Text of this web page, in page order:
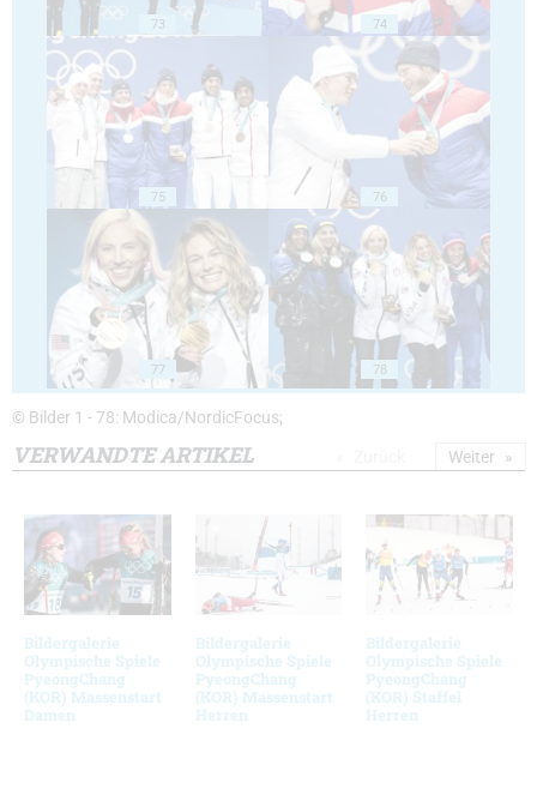
73 74
75 76
77 78
© Bilder 1 - 78: Modica/NordicFocus;
VERWANDTE ARTIKEL
Bildergalerie
Olympische Spiele
PyeongChang
(KOR) Massenstart
Damen
Bildergalerie
Olympische Spiele
PyeongChang
(KOR) Massenstart
Herren
Bildergalerie
Olympische Spiele
PyeongChang
(KOR) Staffel
Herren
Weiter